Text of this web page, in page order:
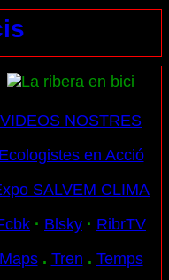
VIDEOS NOSTRES
Ecologistes en Acció
SALVEM CLIMA
· Blsky · RibrTV
Maps . Tren . Temps